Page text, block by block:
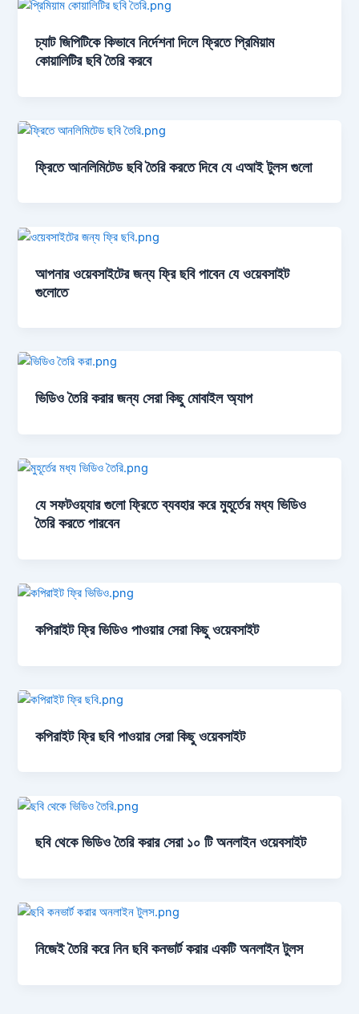
চ্যাট জিপিটিকে কিভাবে নির্দেশনা দিলে ফ্রিতে প্রিমিয়াম
কোয়ালিটির ছবি তৈরি করবে
ফ্রিতে আনলিমিটেড ছবি তৈরি করতে দিবে যে এআই টুলস গুলো
আপনার ওয়েবসাইটের জন্য ফ্রি ছবি পাবেন যে ওয়েবসাইট
গুলোতে
ভিডিও তৈরি করার জন্য সেরা কিছু মোবাইল অ্যাপ
যে সফটওয়্যার গুলো ফ্রিতে ব্যবহার করে মুহূর্তের মধ্য ভিডিও
তৈরি করতে পারবেন
কপিরাইট ফ্রি ভিডিও পাওয়ার সেরা কিছু ওয়েবসাইট
কপিরাইট ফ্রি ছবি পাওয়ার সেরা কিছু ওয়েবসাইট
ছবি থেকে ভিডিও তৈরি করার সেরা ১০ টি অনলাইন ওয়েবসাইট
নিজেই তৈরি করে নিন ছবি কনভার্ট করার একটি অনলাইন টুলস